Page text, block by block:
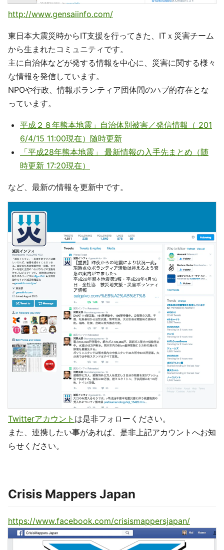
http://www.gensaiinfo.com/
東日本大震災時からIT支援を行ってきた、ITｘ災害チーム
から生まれたコミュニティです。
主に自治体などが発する情報を中心に、災害に関する様々
な情報を発信しています。
NPOや行政、情報ボランティア団体間のハブ的存在とな
っています。
平成２８年熊本地震」自治体別被害／発信情報（ 201
6/4/15 11:00現在）随時更新
「平成28年熊本地震」 最新情報の入手先まとめ（随
時更新 17:20現在）
など、最新の情報を更新中です。
Twitterアカウント は是非フォローください。
また、連携したい事があれば、是非上記アカウントへお知
らせください。
Crisis Mappers Japan
https://www.facebook.com/crisismappersjapan/